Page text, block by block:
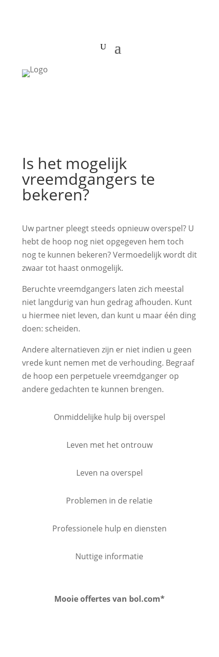
Is het mogelijk
vreemdgangers te
bekeren?
Uw partner pleegt steeds opnieuw overspel? U
hebt de hoop nog niet opgegeven hem toch
nog te kunnen bekeren? Vermoedelijk wordt dit
zwaar tot haast onmogelijk.
Beruchte vreemdgangers laten zich meestal
niet langdurig van hun gedrag afhouden. Kunt
u hiermee niet leven, dan kunt u maar één ding
doen: scheiden.
Andere alternatieven zijn er niet indien u geen
vrede kunt nemen met de verhouding. Begraaf
de hoop een perpetuele vreemdganger op
andere gedachten te kunnen brengen.
Onmiddelijke hulp bij overspel
Leven met het ontrouw
Leven na overspel
Problemen in de relatie
Professionele hulp en diensten
Nuttige informatie
Mooie offertes van bol.com*